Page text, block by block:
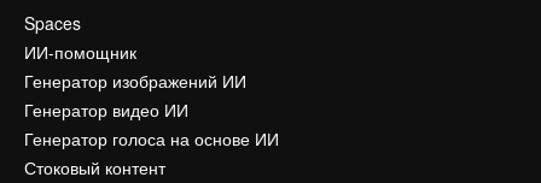
Spaces
ИИ-помощник
Генератор изображений ИИ
Генератор видео ИИ
Генератор голоса на основе ИИ
Стоковый контент